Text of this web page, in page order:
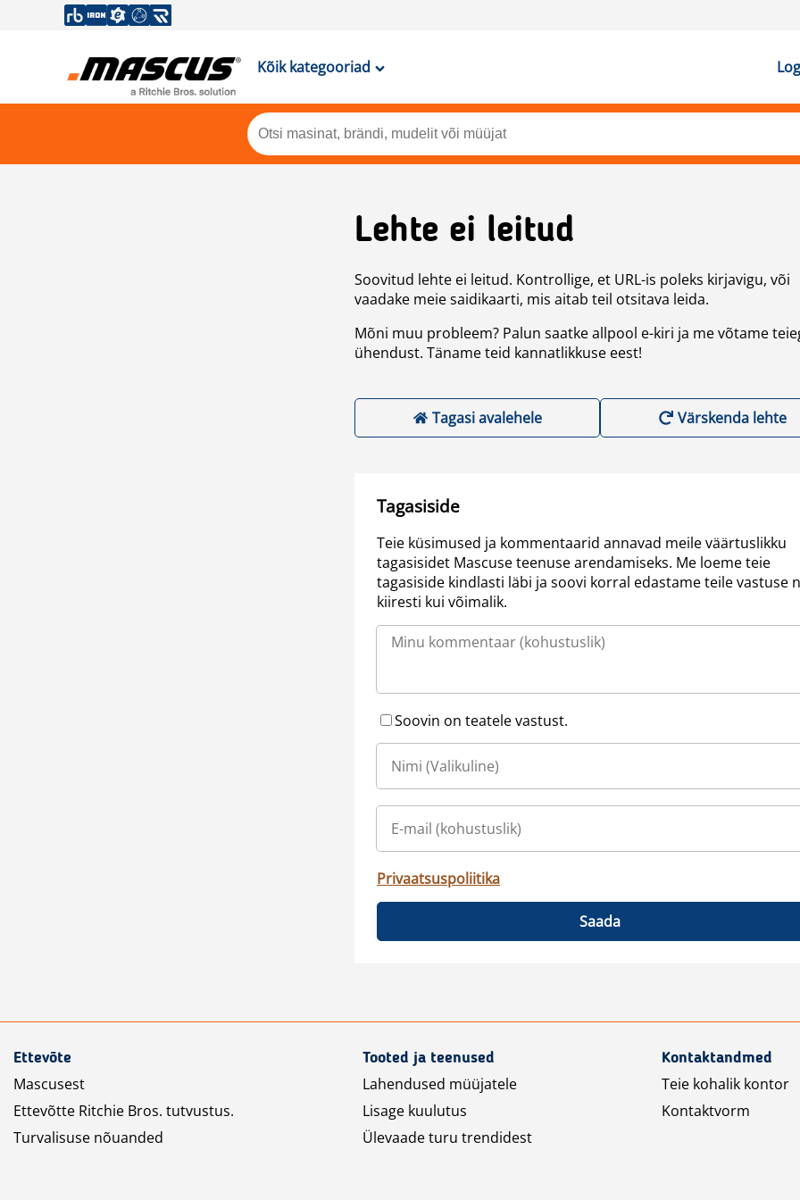
Kõik kategooriad
Lehte ei leitud
Soovitud lehte ei leitud. Kontrollige, et URL-is poleks kirjavigu, või
vaadake meie saidikaarti, mis aitab teil otsitava leida.
Mõni muu probleem? Palun saatke allpool e-kiri ja me võtame
ühendust. Täname teid kannatlikkuse eest!
Tagasi avalehele Värskenda lehte
Tagasiside
Teie küsimused ja kommentaarid annavad meile väärtuslikku
tagasisidet Mascuse teenuse arendamiseks. Me loeme teie
tagasiside kindlasti läbi ja soovi korral edastame teile vastuse
kiiresti kui võimalik.
Soovin on teatele vastust.
Privaatsuspoliitika
Saada
Ettevõte
Mascusest
Ettevõtte Ritchie Bros. tutvustus.
Turvalisuse nõuanded
Tooted ja teenused
Lahendused müüjatele
Lisage kuulutus
Ülevaade turu trendidest
Kontaktandmed
Teie kohalik kontor
Kontaktvorm